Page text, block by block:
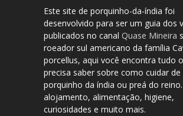
Este site de porquinho-da-índia foi
desenvolvido para ser um guia dos
publicados no canal Quase Mineira
roeador sul americano da família
porcellus, aqui você encontra tudo
precisa saber sobre como cuidar de
porquinho da índia ou preá do
alojamento, alimentação, higiene,
curiosidades e muito mais.